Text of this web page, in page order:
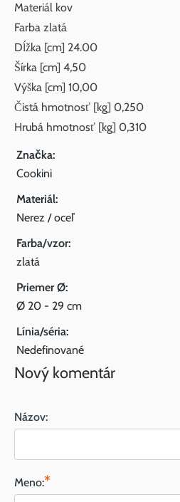
Materiál kov
Farba zlatá
Dĺžka [cm] 24.00
Šírka [cm] 4,50
Výška [cm] 10,00
Čistá hmotnosť [kg] 0,250
Hrubá hmotnosť [kg] 0,310
Značka:
Cookini
Materiál:
Nerez / oceľ
Farba/vzor:
zlatá
Priemer Ø:
Ø 20 - 29 cm
Línia/séria:
Nedefinované
Nový komentár
Názov:
Meno:*